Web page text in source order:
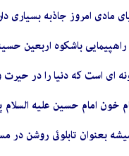
مادی امروز جاذبه بسیاری
راهپیمایی باشکوه اربعین
ای است که دنیا را در
خون امام حسین علیه السلام
بعنوان تابلوئى روشن در